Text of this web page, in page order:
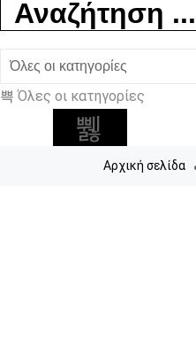
Όλες οι κατηγορίες
Αρχική σελίδα